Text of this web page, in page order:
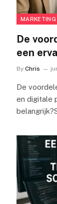
MARKETING
De
een
By Chris
De
en digitale